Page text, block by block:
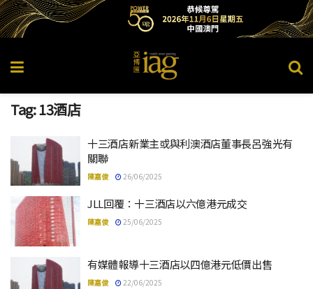
Tag:13酒店
十三酒店新業主或與利澳酒店董事長呂強光有
關聯
陳嘉俊 26/06/2025
JLL回覆：十三酒店以六億港元成交
陳嘉俊 25/06/2025
有媒體報導十三酒店以四億港元低價出售
陳嘉俊 22/06/2025